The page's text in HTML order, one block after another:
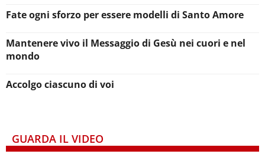
Fate ogni sforzo per essere modelli di Santo Amore
Mantenere vivo il Messaggio di Gesù nei cuori e nel
mondo
Accolgo ciascuno di voi
GUARDA IL VIDEO